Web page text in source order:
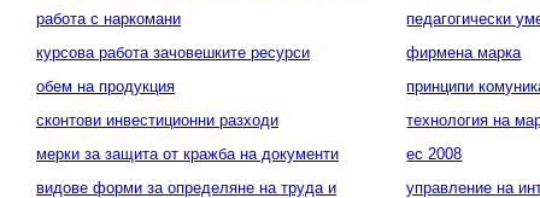
работа с наркомани
педагогически
курсова работа зачовешките ресурси
фирмена марка
обем на продукция
принципи
сконтови инвестиционни разходи
технология на
мерки за защита от кражба на документи
ес 2008
видове форми за определяне на труда и
управление на